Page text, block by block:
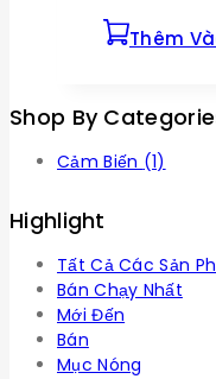
Thêm
Shop By
Cảm Biến (1)
Highlight
Tất Cả Các Sản
Bán Chạy Nhất
Mới Đến
Bán
Mục Nóng